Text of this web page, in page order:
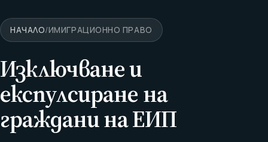
НАЧАЛО/ИМИГРАЦИОННО ПРАВО
Изключване и
експулсиране на
граждани на ЕИП